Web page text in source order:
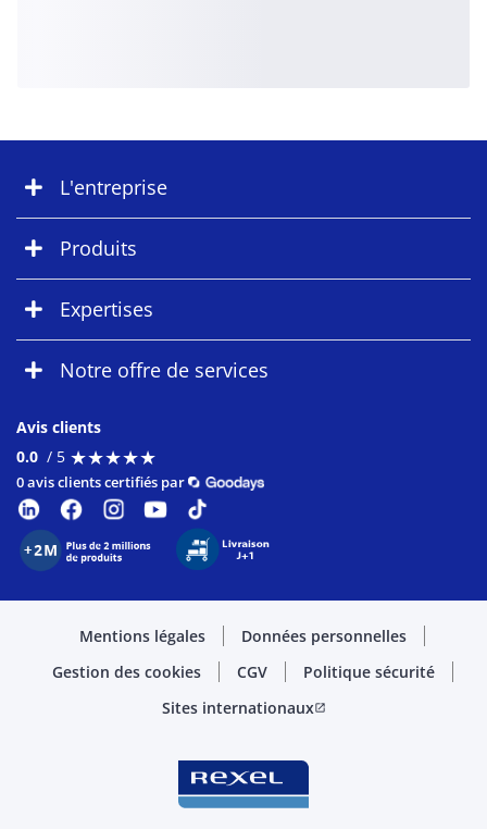
L'entreprise
Produits
Expertises
Notre offre de services
Avis clients
0.0 / 5 ★★★★★
★★★★★
0 avis clients certifiés par
Mentions légales
Données personnelles
Gestion des cookies
CGV
Politique sécurité
Sites internationauxopen_in_new